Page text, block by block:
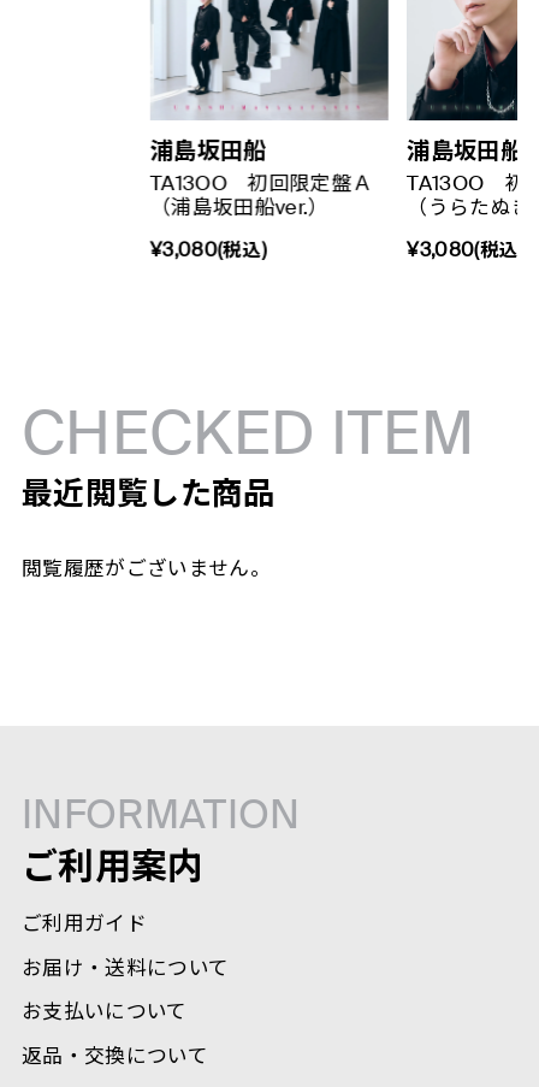
浦島坂田船
TA13OO 初回限定盤Ａ
（浦島坂田船ver.）
¥3,080(税込)
浦島坂田船
TA13OO 初
（うらたぬき
¥3,080(税込)
CHECKED ITEM
最近閲覧した商品
閲覧履歴がございません。
INFORMATION
ご利用案内
ご利用ガイド
お届け・送料について
お支払いについて
返品・交換について